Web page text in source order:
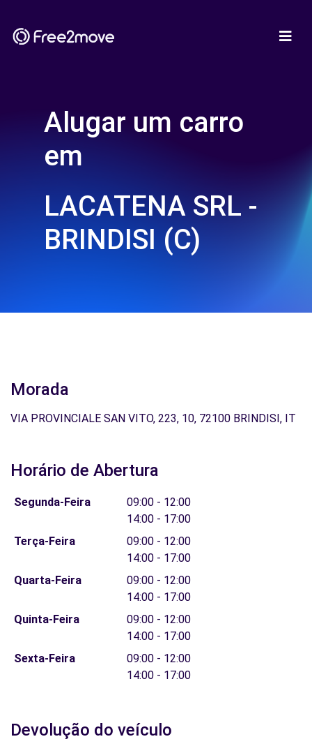
Alugar um carro
em
LACATENA SRL -
BRINDISI (C)
Morada
VIA PROVINCIALE SAN VITO, 223, 10, 72100 BRINDISI, IT
Horário de Abertura
Segunda-Feira
09:00 - 12:00
14:00 - 17:00
Terça-Feira
09:00 - 12:00
14:00 - 17:00
Quarta-Feira
09:00 - 12:00
14:00 - 17:00
Quinta-Feira
09:00 - 12:00
14:00 - 17:00
Sexta-Feira
09:00 - 12:00
14:00 - 17:00
Devolução do veículo